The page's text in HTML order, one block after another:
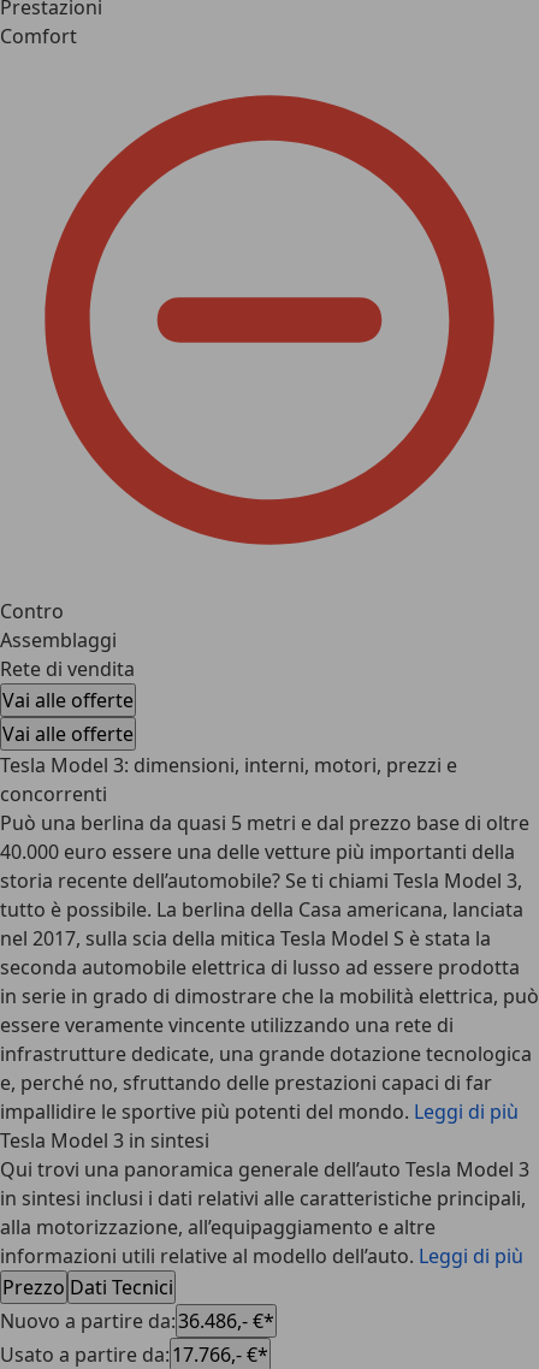
Prestazioni
Comfort
Contro
Assemblaggi
Rete di vendita
Vai alle offerte
Vai alle offerte
Tesla Model 3: dimensioni, interni, motori, prezzi e
concorrenti
Può una berlina da quasi 5 metri e dal prezzo base di oltre
40.000 euro essere una delle vetture più importanti della
storia recente dell’automobile? Se ti chiami Tesla Model 3,
tutto è possibile. La berlina della Casa americana, lanciata
nel 2017, sulla scia della mitica Tesla Model S è stata la
seconda automobile elettrica di lusso ad essere prodotta
in serie in grado di dimostrare che la mobilità elettrica, può
essere veramente vincente utilizzando una rete di
infrastrutture dedicate, una grande dotazione tecnologica
e, perché no, sfruttando delle prestazioni capaci di far
impallidire le sportive più potenti del mondo. Leggi di più
Tesla Model 3 in sintesi
Qui trovi una panoramica generale dell’auto Tesla Model 3
in sintesi inclusi i dati relativi alle caratteristiche principali,
alla motorizzazione, all’equipaggiamento e altre
informazioni utili relative al modello dell’auto. Leggi di più
Prezzo Dati Tecnici
Nuovo a partire da:36.486,- €*
Usato a partire da:17.766,- €*